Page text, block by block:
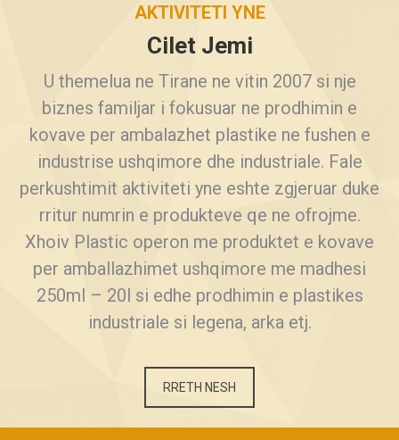
AKTIVITETI YNE
Cilet Jemi
U themelua ne Tirane ne vitin 2007 si nje
biznes familjar i fokusuar ne prodhimin e
kovave per ambalazhet plastike ne fushen e
industrise ushqimore dhe industriale. Fale
perkushtimit aktiviteti yne eshte zgjeruar duke
rritur numrin e produkteve qe ne ofrojme.
Xhoiv Plastic operon me produktet e kovave
per amballazhimet ushqimore me madhesi
250ml – 20l si edhe prodhimin e plastikes
industriale si legena, arka etj.
RRETH NESH